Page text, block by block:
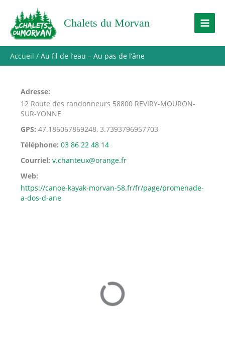
contenu
Chalets du Morvan
Accueil Au fil de l’eau – Au pas de l’âne
Adresse
12 Route des randonneurs 58800 REVIRY-MOURON-
SUR-YONNE
GPS 47.186067869248, 3.7393796957703
Téléphone 03 86 22 48 14
Courriel v.chanteux@orange.fr
Web
https://canoe-kayak-morvan-58.fr/fr/page/promenade-
a-dos-d-ane